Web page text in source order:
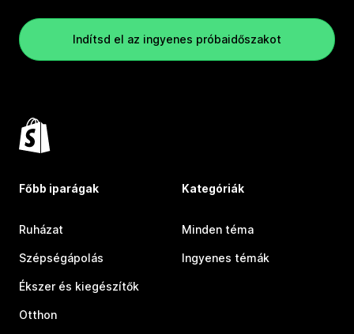
Indítsd el az ingyenes próbaidőszakot
Főbb iparágak
Ruházat
Szépségápolás
Ékszer és kiegészítők
Otthon
Kategóriák
Minden téma
Ingyenes témák